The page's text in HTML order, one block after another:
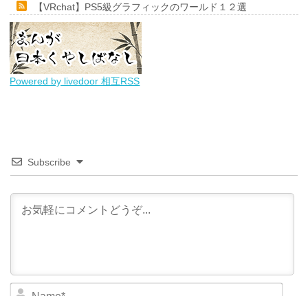
【VRchat】PS5級グラフィックのワールド１２選
Powered by livedoor 相互RSS
Subscribe
N